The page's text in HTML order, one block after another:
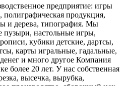
предприятие: игры
полиграфическая продукция,
и дерева, типография. Мы
настольные игры,
кубики детские, дартсы,
карты игральные, гадальные,
и много другое Компания
20 лет. У нас собственная
высечка, вырубка,